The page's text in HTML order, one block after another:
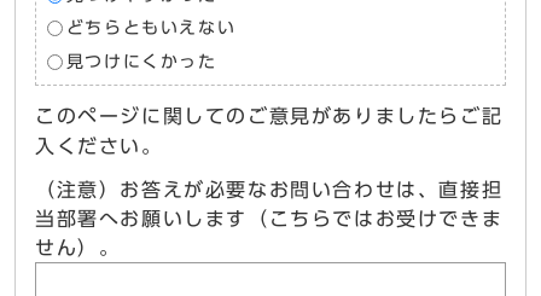
どちらともいえない
見つけにくかった
このページに関してのご意見がありましたらご記
入ください。
（注意）お答えが必要なお問い合わせは、直接担
当部署へお願いします（こちらではお受けできま
せん）。